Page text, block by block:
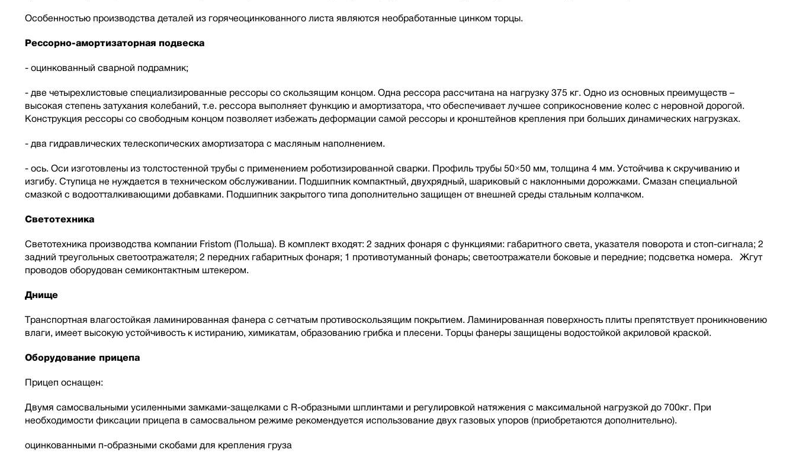
Особенностью производства деталей из горячеоцинкованного листа являются необработанные цинком торцы.
Рессорно-амортизаторная подвеска
- оцинкованный сварной подрамник;
- две четырехлистовые специализированные рессоры со скользящим концом. Одна рессора рассчитана на нагрузку 375 кг. Одно из основных преимуществ –
высокая степень затухания колебаний, т.е. рессора выполняет функцию и амортизатора, что обеспечивает лучшее соприкосновение колес с неровной дорогой.
Конструкция рессоры со свободным концом позволяет избежать деформации самой рессоры и кронштейнов крепления при больших динамических нагрузках.
- два гидравлических телескопических амортизатора с масляным наполнением.
- ось. Оси изготовлены из толстостенной трубы с применением роботизированной сварки. Профиль трубы 50×50 мм, толщина 4 мм. Устойчива к скручиванию и
изгибу. Ступица не нуждается в техническом обслуживании. Подшипник компактный, двухрядный, шариковый с наклонными дорожками. Смазан специальной
смазкой с водоотталкивающими добавками. Подшипник закрытого типа дополнительно защищен от внешней среды стальным колпачком.
Светотехника
Светотехника производства компании Fristom (Польша). В комплект входят: 2 задних фонаря с функциями: габаритного света, указателя поворота и стоп-сигнала; 2
задний треугольных светоотражателя; 2 передних габаритных фонаря; 1 противотуманный фонарь; светоотражатели боковые и передние; подсветка номера. Жгут
проводов оборудован семиконтактным штекером.
Днище
Транспортная влагостойкая ламинированная фанера с сетчатым противоскользящим покрытием. Ламинированная поверхность плиты препятствует проникновению
влаги, имеет высокую устойчивость к истиранию, химикатам, образованию грибка и плесени. Торцы фанеры защищены водостойкой акриловой краской.
Оборудование прицепа
Прицеп оснащен:
Двумя самосвальными усиленными замками-защелками с R-образными шплинтами и регулировкой натяжения с максимальной нагрузкой до 700кг. При
необходимости фиксации прицепа в самосвальном режиме рекомендуется использование двух газовых упоров (приобретаются дополнительно).
оцинкованными п-образными скобами для крепления груза